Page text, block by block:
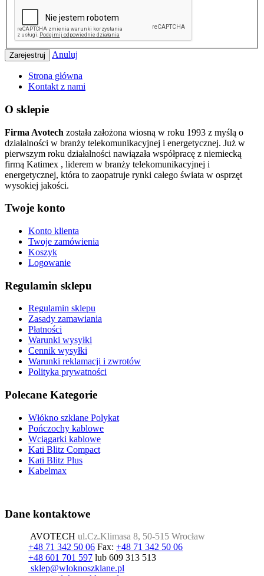
Zarejestruj Anuluj
Strona główna
Kontakt z nami
O sklepie
Firma Avotech została założona wiosną w roku 1993 z myślą o
działalności w branży telekomunikacyjnej i energetycznej. Już w
pierwszym roku działalności nawiązała współpracę z niemiecką
firmą Katimex , liderem w branży telekomunikacyjnej i
energetycznej, która to zaopatruje rynki całego świata w osprzęt
wysokiej jakości.
Twoje konto
Konto klienta
Twoje zamówienia
Koszyk
Logowanie
Regulamin sklepu
Regulamin sklepu
Zasady zamawiania
Płatności
Warunki wysyłki
Cennik wysyłki
Warunki reklamacji i zwrotów
Polityka prywatności
Polecane Kategorie
Włókno szklane Polykat
Pończochy kablowe
Wciągarki kablowe
Kati Blitz Compact
Kati Blitz Plus
Kabelmax
Dane kontaktowe
AVOTECH ul.Cz.Klimasa 8, 50-515 Wrocław
+48 71 342 50 06 Fax: +48 71 342 50 06
+48 601 701 597 lub 609 313 513